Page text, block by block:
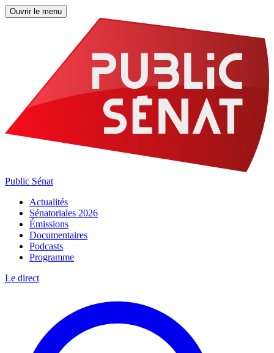
Ouvrir le menu
Public Sénat
Actualités
Sénatoriales 2026
Émissions
Documentaires
Podcasts
Programme
Le direct